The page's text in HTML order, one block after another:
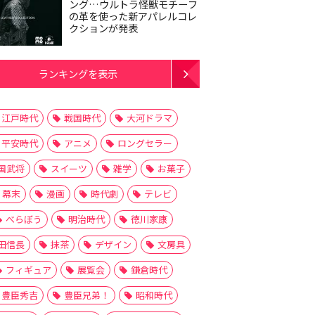
ング…ウルトラ怪獣モチーフ
の革を使った新アパレルコレ
クションが発表
ランキングを表示
江戸時代 戦国時代
大河ドラマ
平安時代
アニメ
ロングセラー
武将
スイーツ 雑学
お菓子
幕末
漫画 時代劇
テレビ
べらぼう
明治時代
徳川家康
信長
抹茶 デザイン
文房具
フィギュア
展覧会
鎌倉時代
豊臣秀吉
豊臣兄弟！
昭和時代